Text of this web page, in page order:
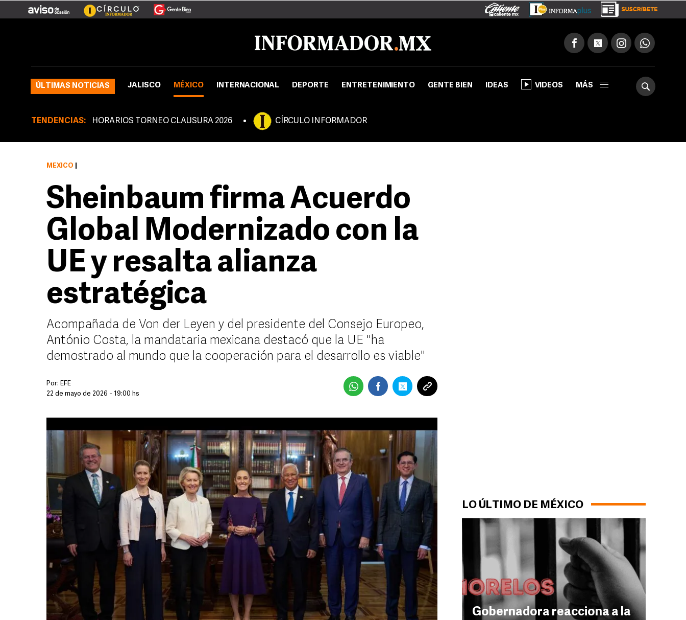
ÚLTIMAS NOTICIAS JALISCO MÉXICO INTERNACIONAL DEPORTE ENTRETENIMIENTO GENTE BIEN IDEAS VIDEOS MÁS
TENDENCIAS: HORARIOS TORNEO CLAUSURA 2026 CÍRCULO INFORMADOR
LO ÚLTIMO DE MÉXICO
Gobernadora reacciona a la
MÉXICO
Sheinbaum firma Acuerdo
Global Modernizado con la
UE y resalta alianza
estratégica
Acompañada de Von der Leyen y del presidente del Consejo Europeo,
António Costa, la mandataria mexicana destacó que la UE "ha
demostrado al mundo que la cooperación para el desarrollo es viable"
Por: EFE
22 de mayo de 2026 - 19:00 hs